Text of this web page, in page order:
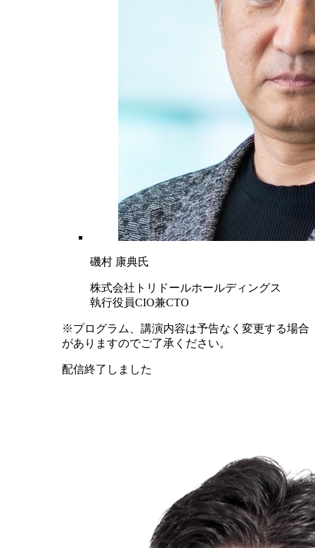
磯村 康典氏
株式会社トリドールホールディングス
執行役員CIO兼CTO
※プログラム、講演内容は予告なく変更する場合
がありますのでご了承ください。
配信終了しました